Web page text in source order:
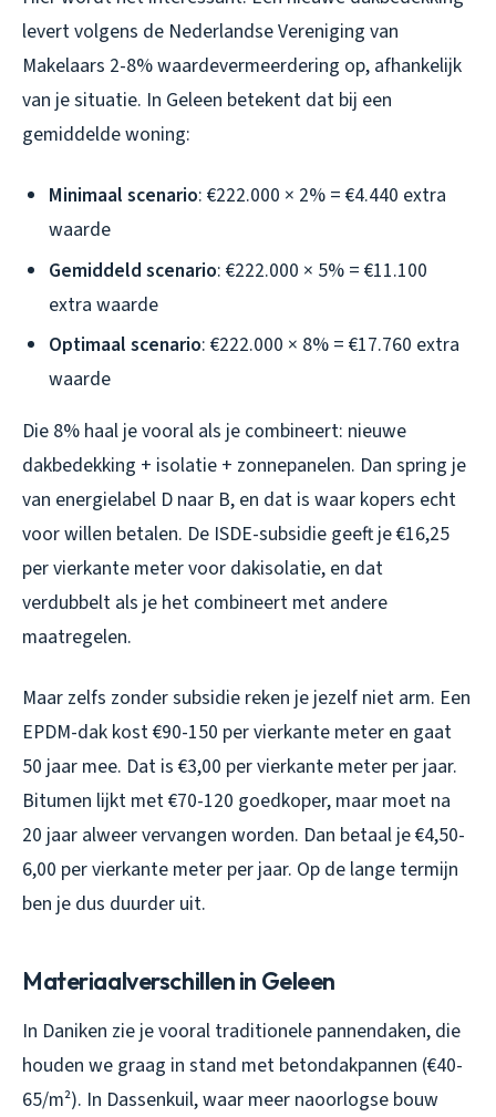
levert volgens de Nederlandse Vereniging van
Makelaars 2-8% waardevermeerdering op, afhankelijk
van je situatie. In Geleen betekent dat bij een
gemiddelde woning:
Minimaal scenario: €222.000 × 2% = €4.440 extra
waarde
Gemiddeld scenario: €222.000 × 5% = €11.100
extra waarde
Optimaal scenario: €222.000 × 8% = €17.760 extra
waarde
Die 8% haal je vooral als je combineert: nieuwe
dakbedekking + isolatie + zonnepanelen. Dan spring je
van energielabel D naar B, en dat is waar kopers echt
voor willen betalen. De ISDE-subsidie geeft je €16,25
per vierkante meter voor dakisolatie, en dat
verdubbelt als je het combineert met andere
maatregelen.
Maar zelfs zonder subsidie reken je jezelf niet arm. Een
EPDM-dak kost €90-150 per vierkante meter en gaat
50 jaar mee. Dat is €3,00 per vierkante meter per jaar.
Bitumen lijkt met €70-120 goedkoper, maar moet na
20 jaar alweer vervangen worden. Dan betaal je €4,50-
6,00 per vierkante meter per jaar. Op de lange termijn
ben je dus duurder uit.
Materiaalverschillen in Geleen
In Daniken zie je vooral traditionele pannendaken, die
houden we graag in stand met betondakpannen (€40-
65/m²). In Dassenkuil, waar meer naoorlogse bouw